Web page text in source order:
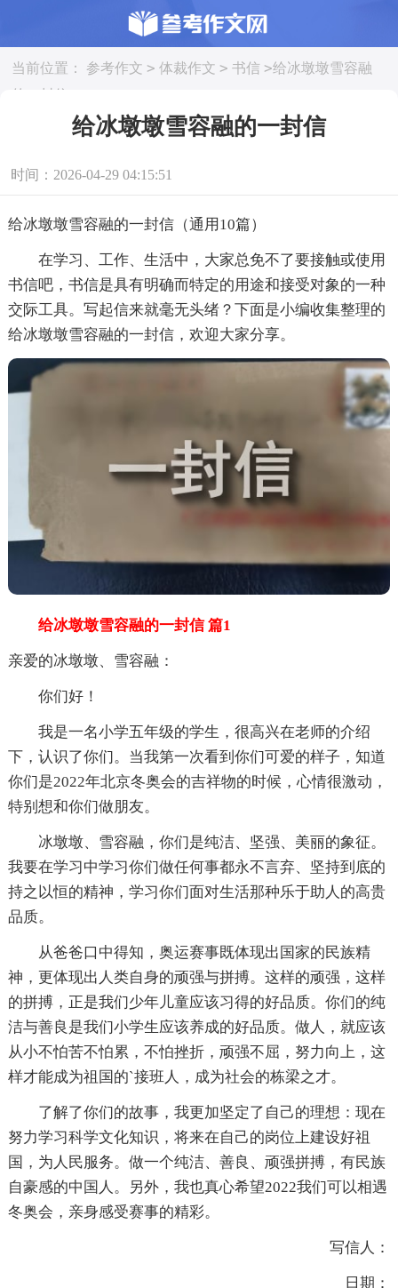
当前位置： 参考作文 > 体裁作文 > 书信 >给冰墩墩雪容融
的一封信
给冰墩墩雪容融的一封信
时间：2026-04-29 04:15:51
给冰墩墩雪容融的一封信（通用10篇）
在学习、工作、生活中，大家总免不了要接触或使用
书信吧，书信是具有明确而特定的用途和接受对象的一种
交际工具。写起信来就毫无头绪？下面是小编收集整理的
给冰墩墩雪容融的一封信，欢迎大家分享。
给冰墩墩雪容融的一封信 篇1
亲爱的冰墩墩、雪容融：
你们好！
我是一名小学五年级的学生，很高兴在老师的介绍
下，认识了你们。当我第一次看到你们可爱的样子，知道
你们是2022年北京冬奥会的吉祥物的时候，心情很激动，
特别想和你们做朋友。
冰墩墩、雪容融，你们是纯洁、坚强、美丽的象征。
我要在学习中学习你们做任何事都永不言弃、坚持到底的
持之以恒的精神，学习你们面对生活那种乐于助人的高贵
品质。
从爸爸口中得知，奥运赛事既体现出国家的民族精
神，更体现出人类自身的顽强与拼搏。这样的顽强，这样
的拼搏，正是我们少年儿童应该习得的好品质。你们的纯
洁与善良是我们小学生应该养成的好品质。做人，就应该
从小不怕苦不怕累，不怕挫折，顽强不屈，努力向上，这
样才能成为祖国的`接班人，成为社会的栋梁之才。
了解了你们的故事，我更加坚定了自己的理想：现在
努力学习科学文化知识，将来在自己的岗位上建设好祖
国，为人民服务。做一个纯洁、善良、顽强拼搏，有民族
自豪感的中国人。另外，我也真心希望2022我们可以相遇
冬奥会，亲身感受赛事的精彩。
写信人：
日期：